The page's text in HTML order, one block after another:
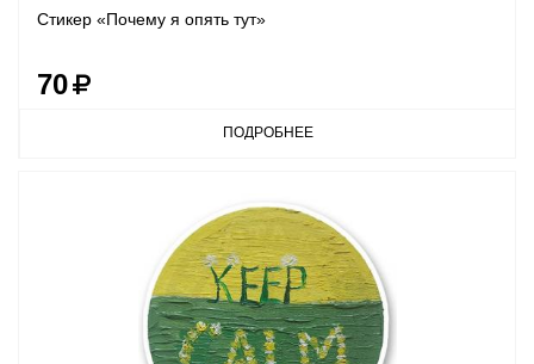
Стикер «Почему я опять тут»
70
ПОДРОБНЕЕ